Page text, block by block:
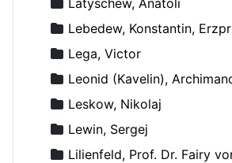
Lebedew, Konstantin,
Lega, Victor
Leonid (Kavelin),
Leskow, Nikolaj
Lewin, Sergej
Lilienfeld, Prof. Dr. Fairy